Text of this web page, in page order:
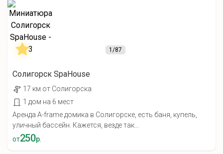
1/87
Солигорск SpaHouse
17 км от Солигорска
1 дом на 6 мест
Аренда A-frame домика в Солигорске, есть баня, купель,
уличный бассейн. Кажется, везде так...
от250р.